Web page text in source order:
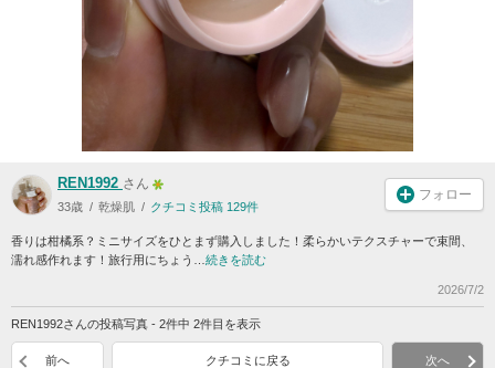
REN1992 さん
33歳 乾燥肌 クチコミ投稿 129件
フォロー
香りは柑橘系？ミニサイズをひとまず購入しました！柔らかいテクスチャーで束間、
濡れ感作れます！旅行用にちょう… 続きを読む
2026/7/2
REN1992さんの投稿写真 - 2件中 2件目を表示
前へ クチコミに戻る 次へ